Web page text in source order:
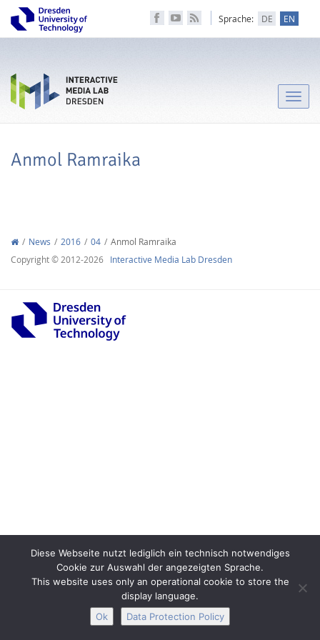
Sprache: DE EN
Toggle
Anmol Ramraika
News 2016 04
Anmol Ramraika
Copyright © 2012-2026 Interactive Media Lab Dresden
Diese Webseite nutzt lediglich ein technisch notwendiges
Cookie zur Auswahl der angezeigten Sprache.
This website uses only an operational cookie to store the
display language.
Ok
Data Protection Policy